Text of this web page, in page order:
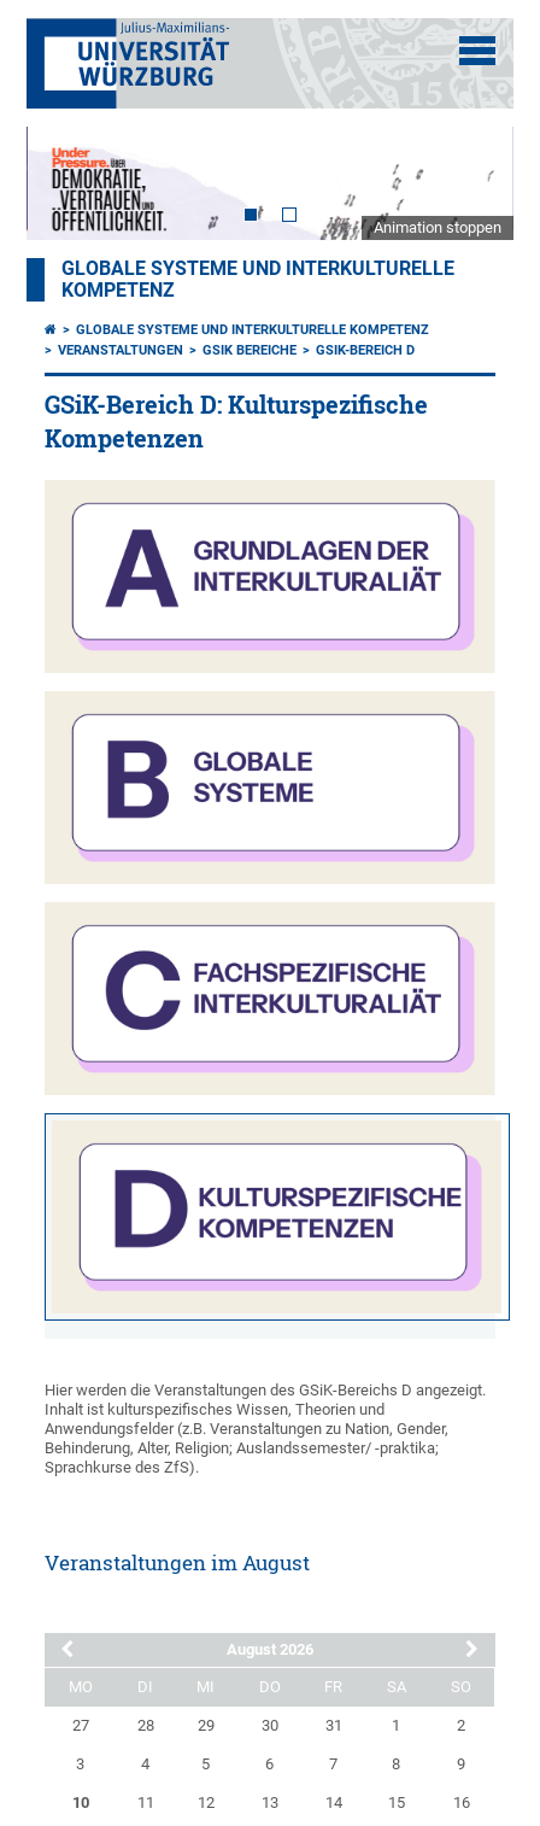
Animation stoppen
GLOBALE SYSTEME UND INTERKULTURELLE
KOMPETENZ
GLOBALE SYSTEME UND INTERKULTURELLE KOMPETENZ
VERANSTALTUNGEN
GSIK BEREICHE GSIK-BEREICH D
GSiK-Bereich D: Kulturspezifische
Kompetenzen
Hier werden die Veranstaltungen des GSiK-Bereichs D angezeigt.
Inhalt ist kulturspezifisches Wissen, Theorien und
Anwendungsfelder (z.B. Veranstaltungen zu Nation, Gender,
Behinderung, Alter, Religion; Auslandssemester/ -praktika;
Sprachkurse des ZfS).
Veranstaltungen im August
August 2026
MO DI MI DO FR SA SO
27 28 29 30 31 1 2
3 4 5 6 7 8 9
10 11 12 13 14 15 16